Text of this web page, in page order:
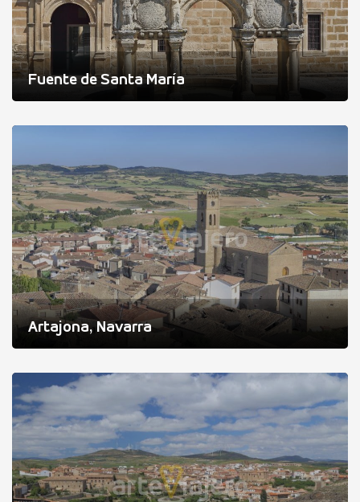
Fuente de Santa María
Artajona, Navarra